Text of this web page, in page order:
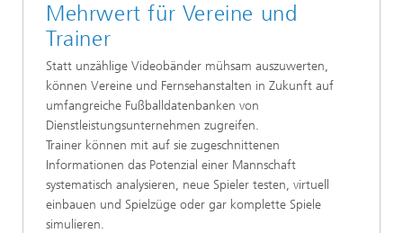
Mehrwert für Vereine und
Trainer
Statt unzählige Videobänder mühsam auszuwerten,
können Vereine und Fernsehanstalten in Zukunft auf
umfangreiche Fußballdatenbanken von
Dienstleistungsunternehmen zugreifen.
Trainer können mit auf sie zugeschnittenen
Informationen das Potenzial einer Mannschaft
systematisch analysieren, neue Spieler testen, virtuell
einbauen und Spielzüge oder gar komplette Spiele
simulieren.